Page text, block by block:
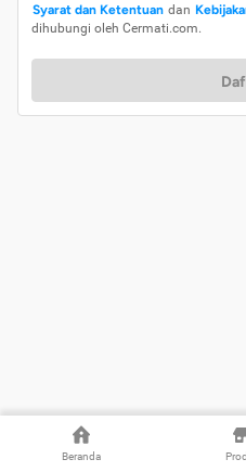
Beranda
Syarat dan Ketentuan dan
dihubungi oleh Cermati.com.